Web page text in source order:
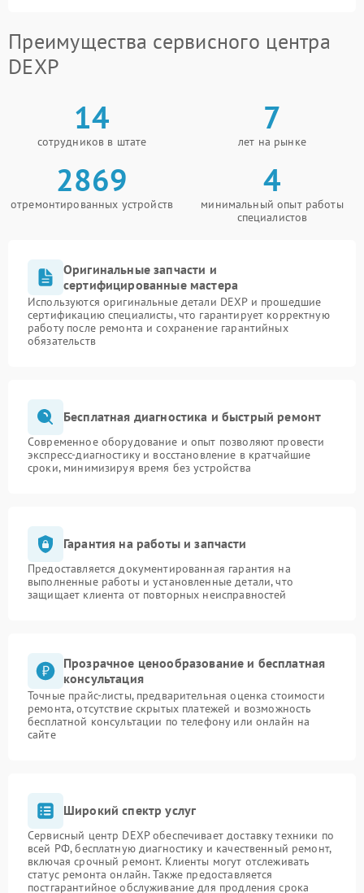
Преимущества сервисного центра
DEXP
14
сотрудников в штате
7
лет на рынке
2869
отремонтированных устройств
4
минимальный опыт работы
специалистов
Оригинальные запчасти и
сертифицированные мастера
Используются оригинальные детали DEXP и прошедшие
сертификацию специалисты, что гарантирует корректную
работу после ремонта и сохранение гарантийных
обязательств
Бесплатная диагностика и быстрый ремонт
Современное оборудование и опыт позволяют провести
экспресс-диагностику и восстановление в кратчайшие
сроки, минимизируя время без устройства
Гарантия на работы и запчасти
Предоставляется документированная гарантия на
выполненные работы и установленные детали, что
защищает клиента от повторных неисправностей
Прозрачное ценообразование и бесплатная
консультация
Точные прайс-листы, предварительная оценка стоимости
ремонта, отсутствие скрытых платежей и возможность
бесплатной консультации по телефону или онлайн на
сайте
Широкий спектр услуг
Сервисный центр DEXP обеспечивает доставку техники по
всей РФ, бесплатную диагностику и качественный ремонт,
включая срочный ремонт. Клиенты могут отслеживать
статус ремонта онлайн. Также предоставляется
постгарантийное обслуживание для продления срока